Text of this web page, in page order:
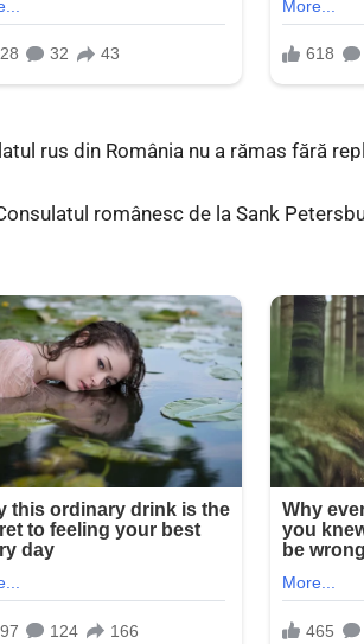
rus din România nu a rămas fără
românesc de la Sank